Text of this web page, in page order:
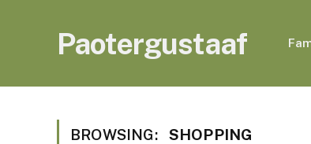
Paotergustaaf
BROWSING: SHOPPING